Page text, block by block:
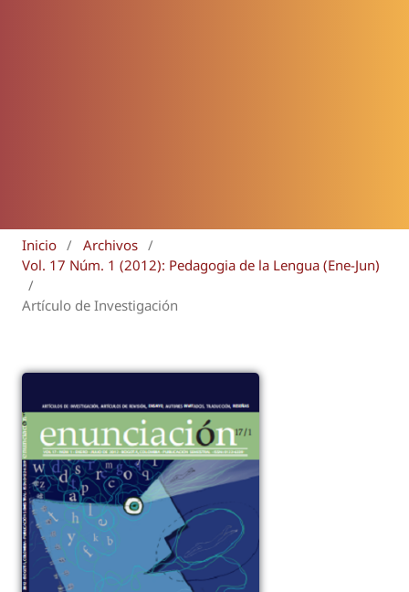
Inicio / Archivos /
Vol. 17 Núm. 1 (2012): Pedagogia de la Lengua (Ene-Jun)
/
Artículo de Investigación